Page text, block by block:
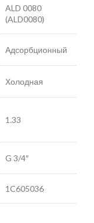
ALD 0080
(ALD0080)
Адсорбционный
Холодная
1.33
G 3/4″
1C605036